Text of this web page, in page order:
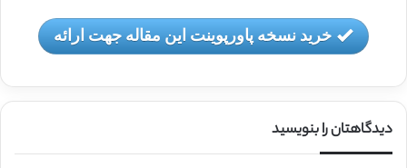
خرید نسخه پاورپوینت این مقاله جهت ارائه
دیدگاهتان را بنویسید